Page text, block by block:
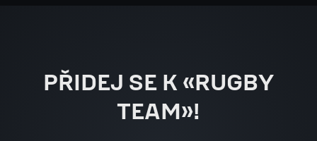
PŘIDEJ SE K «RUGBY
TEAM»!